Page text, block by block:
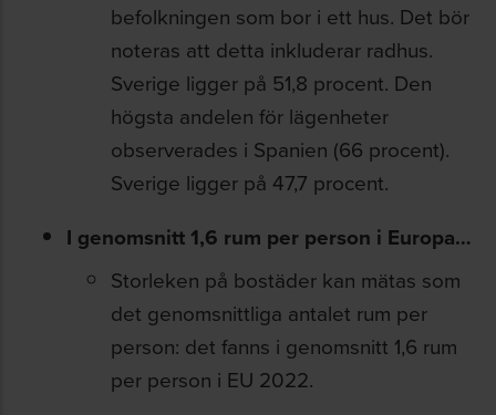
befolkningen som bor i ett hus. Det bör
noteras att detta inkluderar radhus.
Sverige ligger på 51,8 procent. Den
högsta andelen för lägenheter
observerades i Spanien (66 procent).
Sverige ligger på 47,7 procent.
I genomsnitt 1,6 rum per person i Europa…
Storleken på bostäder kan mätas som
det genomsnittliga antalet rum per
person: det fanns i genomsnitt 1,6 rum
per person i EU 2022.